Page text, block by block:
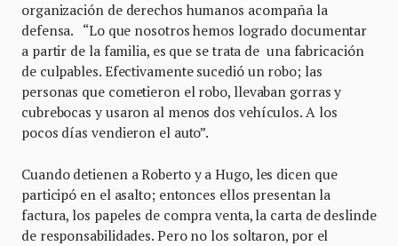
organización de derechos humanos acompaña la
defensa. “Lo que nosotros hemos logrado documentar
a partir de la familia, es que se trata de una fabricación
de culpables. Efectivamente sucedió un robo; las
personas que cometieron el robo, llevaban gorras y
cubrebocas y usaron al menos dos vehículos. A los
pocos días vendieron el auto”.
Cuando detienen a Roberto y a Hugo, les dicen que
participó en el asalto; entonces ellos presentan la
factura, los papeles de compra venta, la carta de deslinde
de responsabilidades. Pero no los soltaron, por el